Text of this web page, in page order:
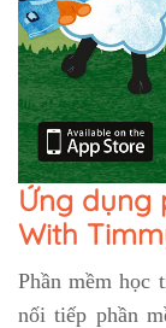
Ứng dụng
With
Phần mềm học
nối tiếp phần